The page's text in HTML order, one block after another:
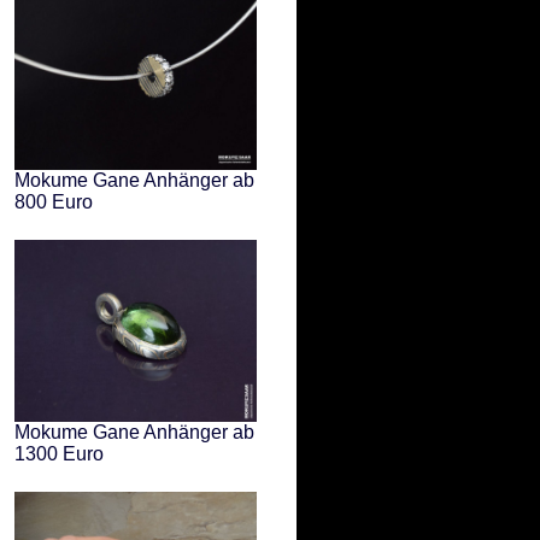
Mokume Gane Anhänger ab
800 Euro
Mokume Gane Anhänger ab
1300 Euro